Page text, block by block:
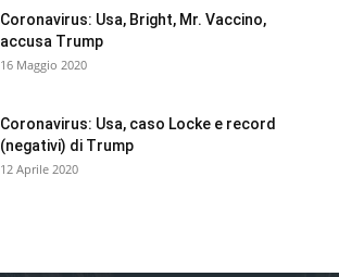
Coronavirus: Usa, Bright, Mr. Vaccino,
accusa Trump
16 Maggio 2020
Coronavirus: Usa, caso Locke e record
(negativi) di Trump
12 Aprile 2020